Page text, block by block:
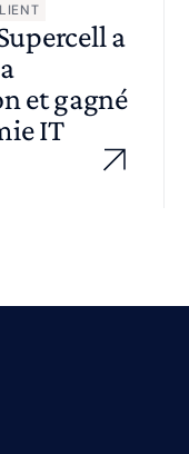
a
et gagné
IT